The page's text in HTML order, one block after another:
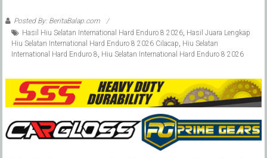
Posted By: BeritaBalap.com
Hasil Hiu Selatan International Hard Enduro 8 2026, Hasil Juara Lengkap
Hiu Selatan International Hard Enduro 8 2026 Cilacap, Hiu Selatan
International Hard Enduro 8, Hiu Selatan International Hard Enduro 8 2026